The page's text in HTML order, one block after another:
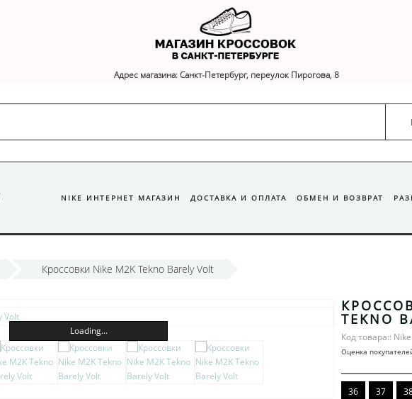
Адрес магазина: Санкт-Петербург, переулок Пирогова, 8
NIKE ИНТЕРНЕТ МАГАЗИН ДОСТАВКА И ОПЛАТА ОБМЕН И ВОЗВРАТ
Кроссовки Nike M2K Tekno Barely Volt
Loading...
TEKNO
Код товара::
Оценка
36 37